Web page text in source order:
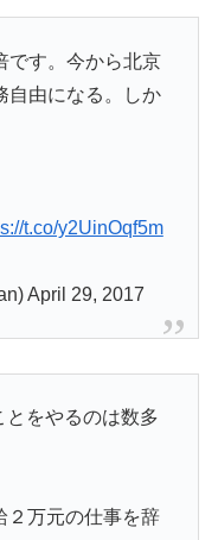
です。今から北京
自由になる。しか
t.co/y2UinOqf5m
April 29, 2017
とをやるのは数多
２万元の仕事を辞